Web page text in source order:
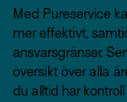
Med Pureservice
mer effektivt,
ansvarsgränser.
översikt över alla
du alltid har